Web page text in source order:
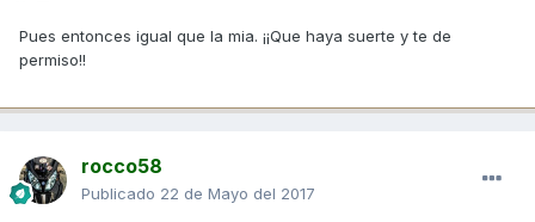
Pues entonces igual que la mia. ¡¡Que haya suerte y te de
permiso!!
rocco58
Publicado 22 de Mayo del 2017